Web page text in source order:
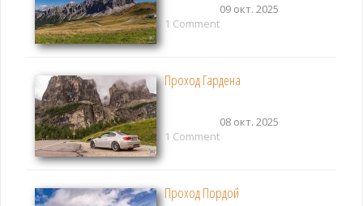
09 окт. 2025
1 Comment
Проход Гардена
08 окт. 2025
1 Comment
Проход Пордой